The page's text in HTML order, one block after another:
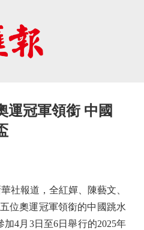
運冠軍領銜 中國
報道，全紅嬋、陳藝文、
位奧運冠軍領銜的中國跳水
加4月3日至6日舉行的2025年